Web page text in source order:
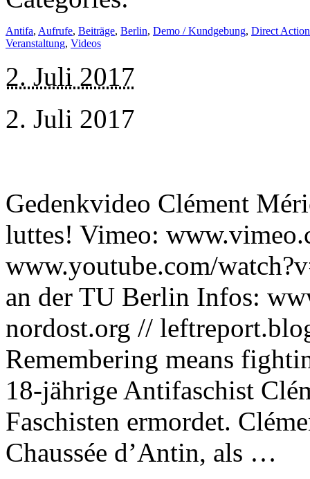
Antifa, Aufrufe, Beiträge, Berlin, Demo / Kundgebung, Direct Action
Veranstaltung, Videos
2. Juli 2017
2. Juli 2017
Gedenkvideo Clément
luttes! Vimeo:
www.youtube.com/
an der TU Berlin Infos:
nordost.org //
Remembering means
18-jährige Antifaschist
Faschisten ermordet.
Chaussée d’Antin, als …